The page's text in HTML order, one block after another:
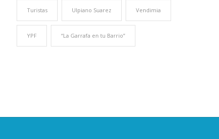
Turistas Ulpiano Suarez Vendimia
YPF “La Garrafa en tu Barrio”